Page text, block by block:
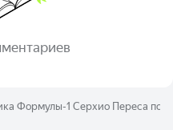
Формулы-1 Серхио Переса